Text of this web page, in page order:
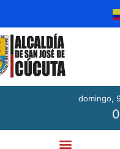
de
domingo,